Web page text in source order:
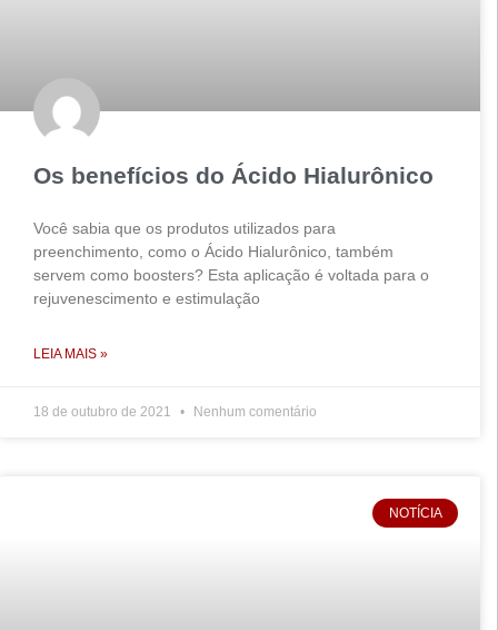
Os benefícios do Ácido Hialurônico
Você sabia que os produtos utilizados para
preenchimento, como o Ácido Hialurônico, também
servem como boosters? Esta aplicação é voltada para o
rejuvenescimento e estimulação
LEIA MAIS »
18 de outubro de 2021 Nenhum comentário
NOTÍCIA